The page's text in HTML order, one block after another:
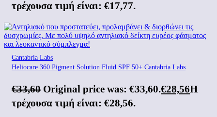
τρέχουσα τιμή είναι: €17,77.
Cantabria Labs
Heliocare 360 Pigment Solution Fluid SPF 50+ Cantabria Labs
€33,60 Original price was: €33,60.€28,56Η
τρέχουσα τιμή είναι: €28,56.